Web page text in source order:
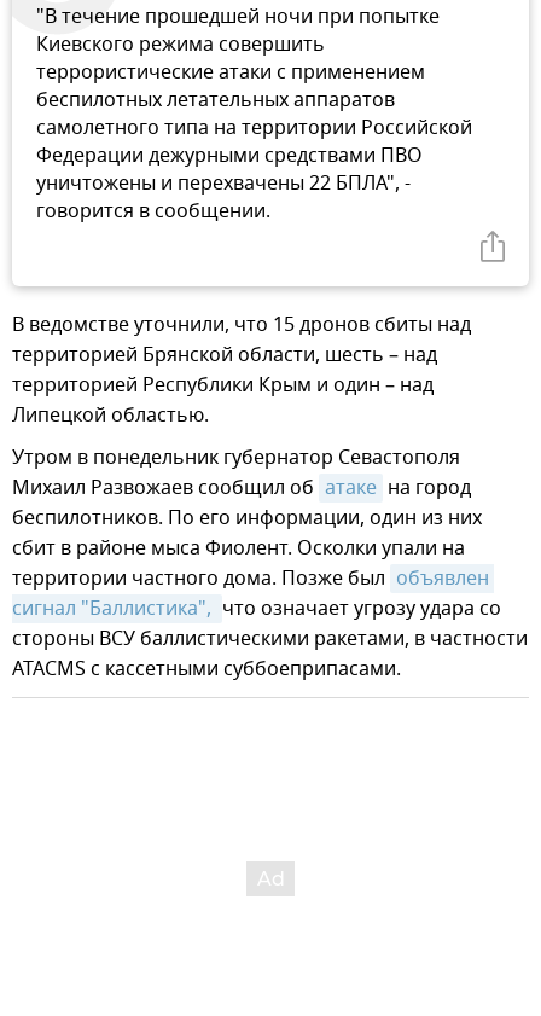
"В течение прошедшей ночи при попытке
Киевского режима совершить
террористические атаки с применением
беспилотных летательных аппаратов
самолетного типа на территории Российской
Федерации дежурными средствами ПВО
уничтожены и перехвачены 22 БПЛА", -
говорится в сообщении.
В ведомстве уточнили, что 15 дронов сбиты над
территорией Брянской области, шесть – над
территорией Республики Крым и один – над
Липецкой областью.
Утром в понедельник губернатор Севастополя
Михаил Развожаев сообщил об атаке на город
беспилотников. По его информации, один из них
сбит в районе мыса Фиолент. Осколки упали на
территории частного дома. Позже был объявлен
сигнал "Баллистика", что означает угрозу удара со
стороны ВСУ баллистическими ракетами, в частности
ATACMS с кассетными суббоеприпасами.